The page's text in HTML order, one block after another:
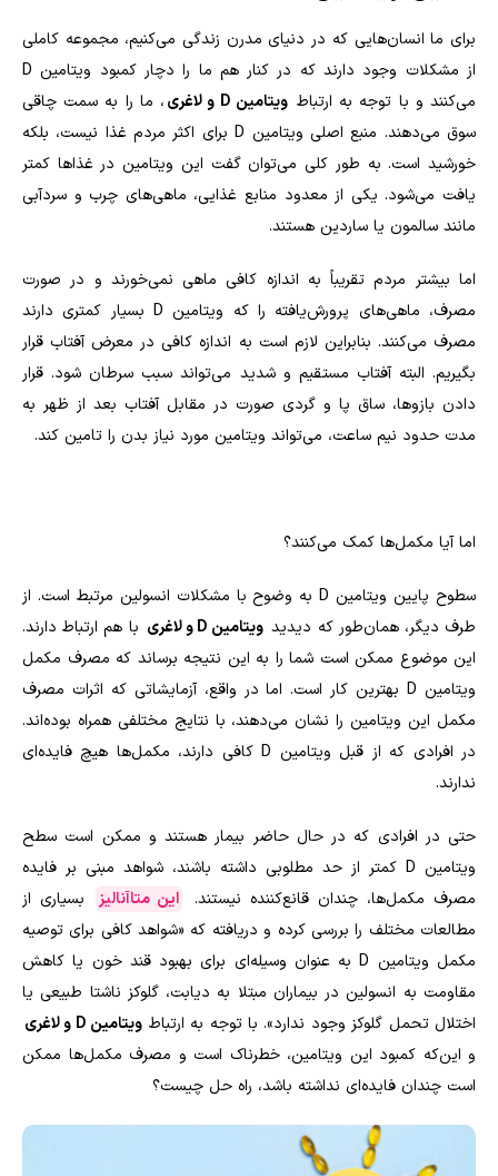
برای ما انسان‌هایی که در دنیای مدرن زندگی می‌کنیم، مجموعه کاملی
از مشکلات وجود دارند که در کنار هم ما را دچار کمبود ویتامین D
می‌کنند و با توجه به ارتباط ویتامین D و لاغری، ما را به سمت چاقی
سوق می‌دهند. منبع اصلی ویتامین Dبرای اکثر مردم غذا نیست، بلکه
خورشید است. به طور کلی می‌توان گفت این ویتامین در غذاها کمتر
یافت می‌شود. یکی از معدود منابع غذایی، ماهی‌های چرب و سردآبی
مانند سالمون یا ساردین هستند.
اما بیشتر مردم تقریباً به اندازه کافی ماهی نمی‌خورند و در صورت
مصرف، ماهی‌های پرورش‌یافته را که ویتامین D بسیار کمتری دارند
مصرف می‌کنند. بنابراین لازم است به اندازه کافی در معرض آفتاب قرار
بگیریم. البته آفتاب مستقیم و شدید می‌تواند سبب سرطان شود. قرار
دادن بازوها، ساق پا و گردی صورت در مقابل آفتاب بعد از ظهر به
مدت حدود نیم ساعت، می‌تواند ویتامین مورد نیاز بدن را تامین کند.
اما آیا مکمل‌ها کمک می‌کنند؟
سطوح پایین ویتامین Dبه وضوح با مشکلات انسولین مرتبط است. از
طرف دیگر، همان‌طور که دیدید ویتامین Dو لاغری با هم ارتباط دارند.
این موضوع ممکن است شما را به این نتیجه برساند که مصرف مکمل
ویتامین Dبهترین کار است. اما در واقع، آزمایشاتی که اثرات مصرف
مکمل این ویتامین را نشان می‌دهند، با نتایج مختلفی همراه بوده‌اند.
در افرادی که از قبل ویتامین Dکافی دارند، مکمل‌ها هیچ فایده‌ای
ندارند.
حتی در افرادی که در حال حاضر بیمار هستند و ممکن است سطح
ویتامین D کمتر از حد مطلوبی داشته باشند، شواهد مبنی بر فایده
مصرف مکمل‌ها، چندان قانع‌کننده نیستند.
این متاآنالیز
بسیاری از
مطالعات مختلف را بررسی کرده و دریافته که «شواهد کافی برای توصیه
مکمل ویتامین Dبه عنوان وسیله‌ای برای بهبود قند خون یا کاهش
مقاومت به انسولین در بیماران مبتلا به دیابت، گلوکز ناشتا طبیعی یا
اختلال تحمل گلوکز وجود ندارد». با توجه به ارتباط ویتامین D و لاغری
و این‌که کمبود این ویتامین، خطرناک است و مصرف مکمل‌ها ممکن
است چندان فایده‌ای نداشته باشد، راه حل چیست؟